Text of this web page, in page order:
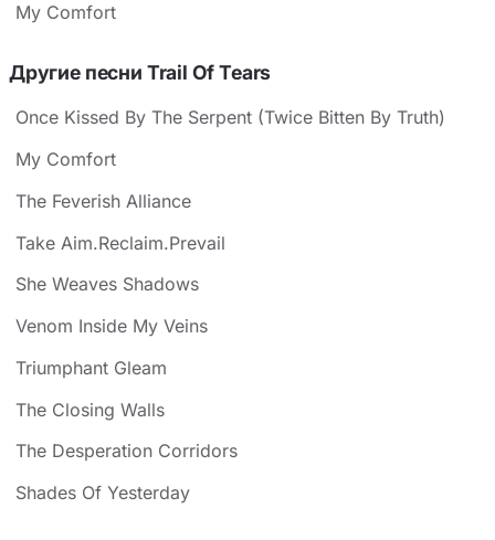
My Comfort
Другие песни Trail Of Tears
Once Kissed By The Serpent (Twice Bitten By Truth)
My Comfort
The Feverish Alliance
Take Aim.Reclaim.Prevail
She Weaves Shadows
Venom Inside My Veins
Triumphant Gleam
The Closing Walls
The Desperation Corridors
Shades Of Yesterday